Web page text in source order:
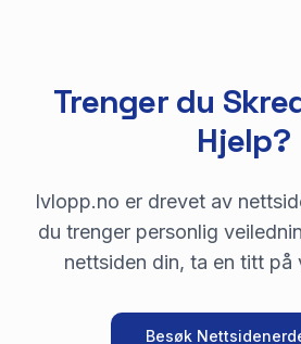
Trenger du
Hjelp?
lvlopp.no er drevet av
du trenger personlig
nettsiden din, ta en titt på
Besøk